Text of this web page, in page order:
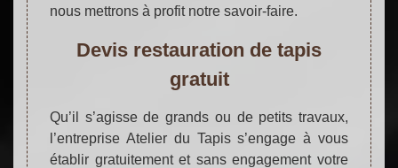
nous mettrons à profit notre savoir-faire.
Devis restauration de tapis
gratuit
Qu’il s’agisse de grands ou de petits travaux,
l’entreprise Atelier du Tapis s’engage à vous
établir gratuitement et sans engagement votre